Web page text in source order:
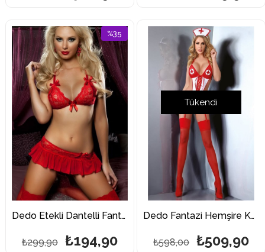
Dedo Etekli Dantelli Fantazi Takım 3130
₺194,90
₺299,90
%35
İndirim
%35İndirim
Tükendi
Dedo Fantazi Hemşire Kostümü 3073
₺509,90
₺598,00